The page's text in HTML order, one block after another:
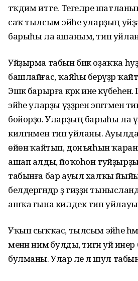
тәҡдим итте. Тегеләре
саҡ тылсым эйәһе уларҙың
барыһы ла ашаным, тип
Уйҙырма табын бик оҙаҡҡа
башлайғас, ҡайһы берәүҙәр
Эшкә барырға кәрәк ине
эйәһе уларҙы үҙҙәрен эштәмен
бойорҙо. Уларҙың барыһы ла
килгәнмен тип уйланы.
өйөнә ҡайтып, донъяһын
ашап алды, йоҡоһон
табынға бар ауыл халҡы
белдергәндәр ҙә тиҙҙән
ашҡа ғына килдек тип
Уҡып сыҡҡас, тылсым эйәһе
менән нимә булды, тигән уй
булманы. Улар әле лә шул